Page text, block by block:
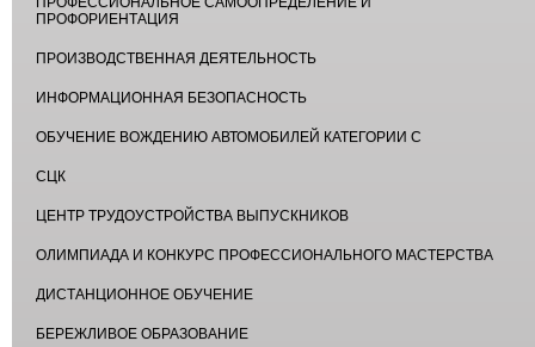
ПРОФОРИЕНТАЦИЯ
ПРОИЗВОДСТВЕННАЯ ДЕЯТЕЛЬНОСТЬ
ИНФОРМАЦИОННАЯ БЕЗОПАСНОСТЬ
ОБУЧЕНИЕ ВОЖДЕНИЮ АВТОМОБИЛЕЙ КАТЕГОРИИ С
СЦК
ЦЕНТР ТРУДОУСТРОЙСТВА ВЫПУСКНИКОВ
ОЛИМПИАДА И КОНКУРС ПРОФЕССИОНАЛЬНОГО МАСТЕРСТВА
ДИСТАНЦИОННОЕ ОБУЧЕНИЕ
БЕРЕЖЛИВОЕ ОБРАЗОВАНИЕ